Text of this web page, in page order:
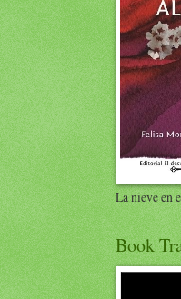
La nieve en
Book